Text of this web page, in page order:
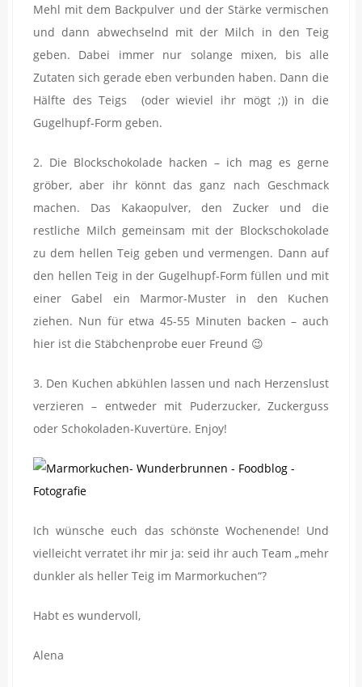
Mehl mit dem Backpulver und der Stärke vermischen
und dann abwechselnd mit der Milch in den Teig
geben. Dabei immer nur solange mixen, bis alle
Zutaten sich gerade eben verbunden haben. Dann die
Hälfte des Teigs (oder wieviel ihr mögt ;)) in die
Gugelhupf-Form geben.
2. Die Blockschokolade hacken – ich mag es gerne
gröber, aber ihr könnt das ganz nach Geschmack
machen. Das Kakaopulver, den Zucker und die
restliche Milch gemeinsam mit der Blockschokolade
zu dem hellen Teig geben und vermengen. Dann auf
den hellen Teig in der Gugelhupf-Form füllen und mit
einer Gabel ein Marmor-Muster in den Kuchen
ziehen. Nun für etwa 45-55 Minuten backen – auch
hier ist die Stäbchenprobe euer Freund 😉
3. Den Kuchen abkühlen lassen und nach Herzenslust
verzieren – entweder mit Puderzucker, Zuckerguss
oder Schokoladen-Kuvertüre. Enjoy!
Ich wünsche euch das schönste Wochenende! Und
vielleicht verratet ihr mir ja: seid ihr auch Team „mehr
dunkler als heller Teig im Marmorkuchen“?
Habt es wundervoll,
Alena